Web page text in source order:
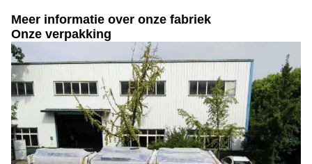
Meer informatie over onze fabriek
Onze verpakking